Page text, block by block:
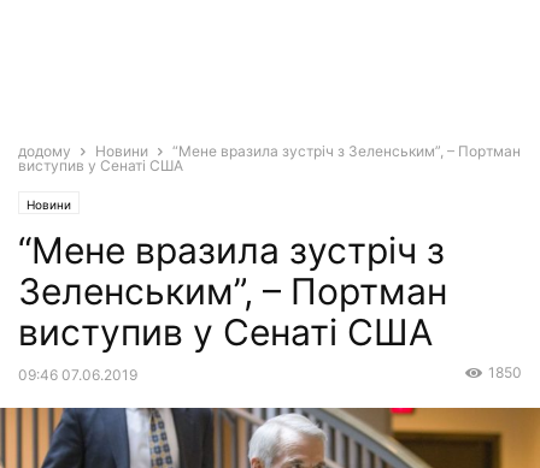
додому Новини
“Мене вразила зустріч з Зеленським”, – Портман
виступив у Сенаті США
Новини
“Мене вразила зустріч з
Зеленським”, – Портман
виступив у Сенаті США
09:46 07.06.2019 1850